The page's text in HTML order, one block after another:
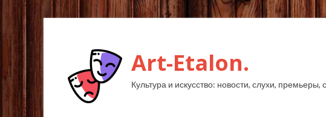
Art-Etalon.
Культура и искусство: новости, слухи, премьеры,